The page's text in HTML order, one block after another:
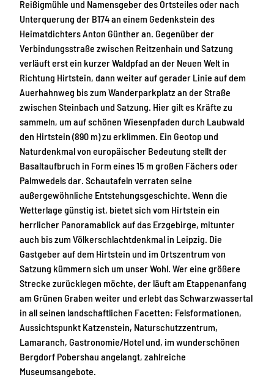
Reißigmühle und Namensgeber des Ortsteiles oder nach
Unterquerung der B174 an einem Gedenkstein des
Heimatdichters Anton Günther an. Gegenüber der
Verbindungsstraße zwischen Reitzenhain und Satzung
verläuft erst ein kurzer Waldpfad an der Neuen Welt in
Richtung Hirtstein, dann weiter auf gerader Linie auf dem
Auerhahnweg bis zum Wanderparkplatz an der Straße
zwischen Steinbach und Satzung. Hier gilt es Kräfte zu
sammeln, um auf schönen Wiesenpfaden durch Laubwald
den Hirtstein (890 m) zu erklimmen. Ein Geotop und
Naturdenkmal von europäischer Bedeutung stellt der
Basaltaufbruch in Form eines 15 m großen Fächers oder
Palmwedels dar. Schautafeln verraten seine
außergewöhnliche Entstehungsgeschichte. Wenn die
Wetterlage günstig ist, bietet sich vom Hirtstein ein
herrlicher Panoramablick auf das Erzgebirge, mitunter
auch bis zum Völkerschlachtdenkmal in Leipzig. Die
Gastgeber auf dem Hirtstein und im Ortszentrum von
Satzung kümmern sich um unser Wohl. Wer eine größere
Strecke zurücklegen möchte, der läuft am Etappenanfang
am Grünen Graben weiter und erlebt das Schwarzwassertal
in all seinen landschaftlichen Facetten: Felsformationen,
Aussichtspunkt Katzenstein, Naturschutzzentrum,
Lamaranch, Gastronomie/Hotel und, im wunderschönen
Bergdorf Pobershau angelangt, zahlreiche
Museumsangebote.